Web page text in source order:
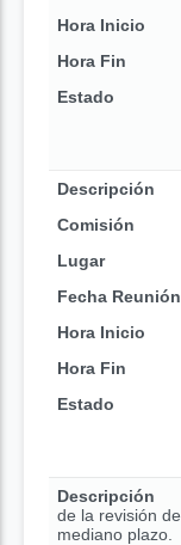
Hora Inicio
Hora Fin
Estado
Descripción
Comisión
Lugar
Fecha Reunión
Hora Inicio
Hora Fin
Estado
Descripción
de la revisión
mediano plazo.